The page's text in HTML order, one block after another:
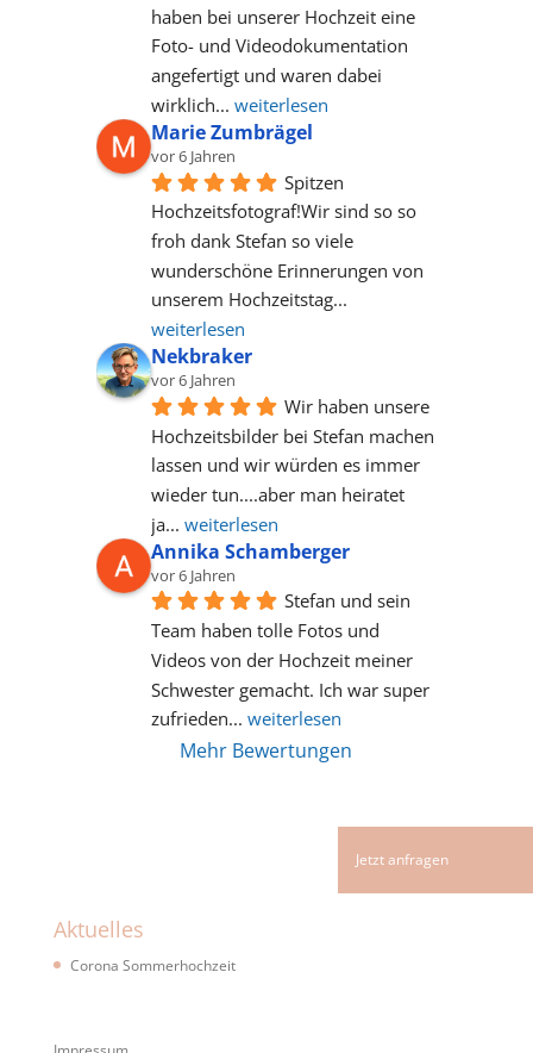
haben bei unserer Hochzeit eine
Foto- und Videodokumentation
angefertigt und waren dabei
wirklich... weiterlesen
Marie Zumbrägel
vor 6 Jahren
Spitzen
Hochzeitsfotograf!Wir sind so so
froh dank Stefan so viele
wunderschöne Erinnerungen von
unserem Hochzeitstag
weiterlesen
Nekbraker
vor 6 Jahren
Wir haben unsere
Hochzeitsbilder bei Stefan machen
lassen und wir würden es immer
wieder tun....aber man heiratet
ja... weiterlesen
Annika Schamberger
vor 6 Jahren
Stefan und sein
Team haben tolle Fotos und
Videos von der Hochzeit meiner
Schwester gemacht. Ich war super
zufrieden... weiterlesen
Mehr Bewertungen
Aktuelles
Corona Sommerhochzeit